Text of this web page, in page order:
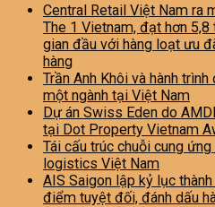
Central Retail Việt Nam ra
The 1 Vietnam, đạt hơn
gian đầu với hàng loạt ưu
hàng
Trần Anh Khôi và hành
một ngành tại Việt Nam
Dự án Swiss Eden do
tại Dot Property Vietnam
Tái cấu trúc chuỗi cung
logistics Việt Nam
AIS Saigon lập kỷ lục
điểm tuyệt đối, đánh dấu